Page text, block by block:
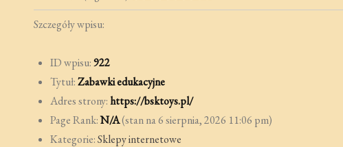
Szczegóły wpisu:
ID wpisu:922
Tytuł:Zabawki edukacyjne
Adres strony:https://bsktoys.pl/
Page Rank:N/A(stan na 6 sierpnia, 2026 11:06 pm)
Kategorie:Sklepy internetowe